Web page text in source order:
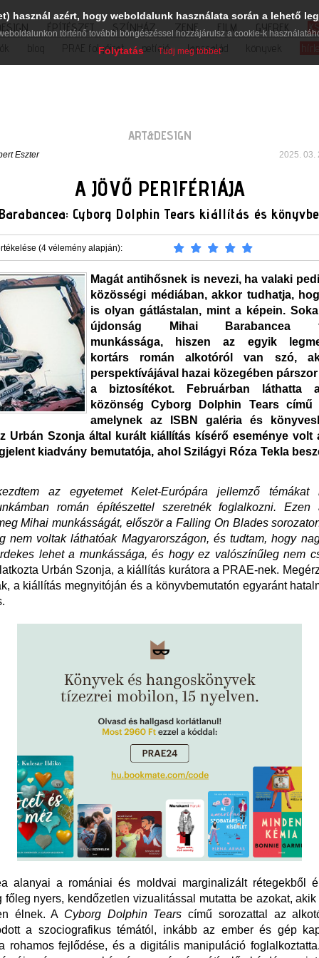
ÉPÍTÉSZET SZÍNHÁZ ZENE FILM GYEREK
blog PRAE folyóirat petíció lapcsalád könyvek
ART&DESIGN
Eszter 2025. 03.
A JÖVŐ PERIFÉRIÁJA
Cyborg Dolphin Tears kiállítás és
(4 vélemény alapján):
Magát antihősnek is nevezi, ha valaki
közösségi médiában, akkor tudhatja,
is olyan gátlástalan, mint a képein.
újdonság Mihai Barabancea
munkássága, hiszen az egyik
kortárs román alkotóról van szó,
perspektívájával hazai közegében
a biztosítékot. Februárban láthatta
közönség Cyborg Dolphin Tears című
amelynek az ISBN galéria és
Urbán Szonja által kurált kiállítás kísérő eseménye volt
kiadvány bemutatója, ahol Szilágyi Róza Tekla
az egyetemet Kelet-Európára jellemző témákat
román építészettel szeretnék foglalkozni.
Mihai munkásságát, először a Falling On Blades
nem voltak láthatóak Magyarországon, és tudtam, hogy
lehet a munkássága, és hogy ez valószínűleg nem
Urbán Szonja, a kiállítás kurátora a PRAE-nek.
a kiállítás megnyitóján és a könyvbemutatón egyaránt
alanyai a romániai és moldvai marginalizált rétegekből
főleg nyers, kendőzetlen vizualitással mutatta be azokat,
élnek. A Cyborg Dolphin Tears című sorozattal az
a szociografikus témától, inkább az ember és gép
rohamos fejlődése, és a digitális manipuláció
használ azért, hogy weboldalunk használata során a lehető
történő további böngészéssel hozzájárulsz a cookie-k
Folytatás Tudj meg többet